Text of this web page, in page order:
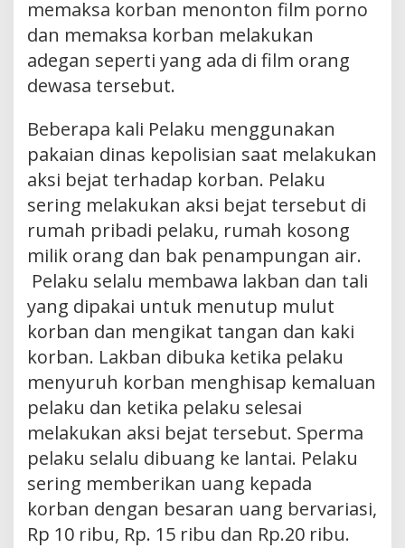
memaksa korban menonton film porno
dan memaksa korban melakukan
adegan seperti yang ada di film orang
dewasa tersebut.
Beberapa kali Pelaku menggunakan
pakaian dinas kepolisian saat melakukan
aksi bejat terhadap korban. Pelaku
sering melakukan aksi bejat tersebut di
rumah pribadi pelaku, rumah kosong
milik orang dan bak penampungan air.
Pelaku selalu membawa lakban dan tali
yang dipakai untuk menutup mulut
korban dan mengikat tangan dan kaki
korban. Lakban dibuka ketika pelaku
menyuruh korban menghisap kemaluan
pelaku dan ketika pelaku selesai
melakukan aksi bejat tersebut. Sperma
pelaku selalu dibuang ke lantai. Pelaku
sering memberikan uang kepada
korban dengan besaran uang bervariasi,
Rp 10 ribu, Rp. 15 ribu dan Rp.20 ribu.